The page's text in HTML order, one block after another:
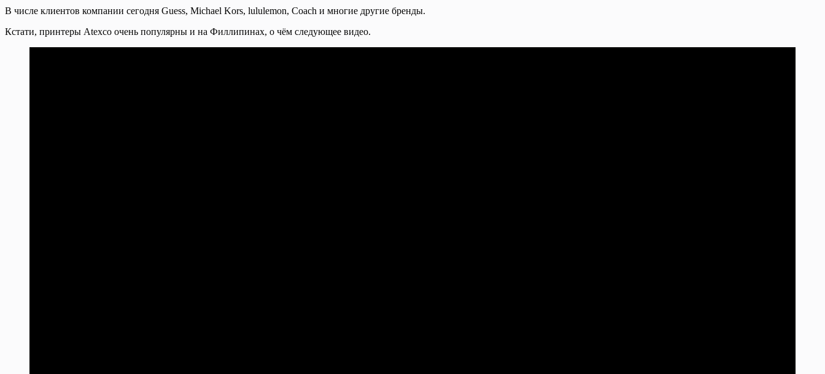
В числе клиентов компании сегодня Guess, Michael Kors, lululemon, Coach и многие другие бренды.
Кстати, принтеры Atexco очень популярны и на Филлипинах, о чём следующее видео.